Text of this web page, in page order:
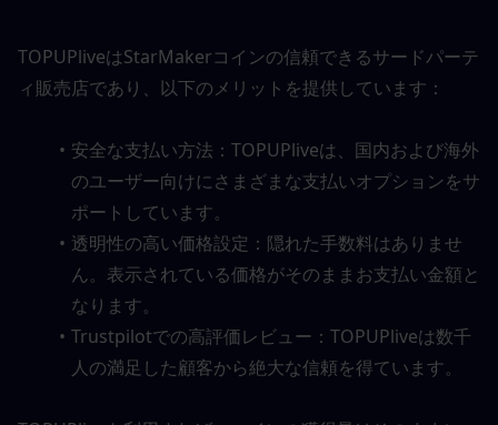
TOPUPliveはStarMakerコインの信頼できるサードパーテ
ィ販売店であり、以下のメリットを提供しています：
安全な支払い方法：TOPUPliveは、国内および海外
のユーザー向けにさまざまな支払いオプションをサ
ポートしています。
透明性の高い価格設定：隠れた手数料はありませ
ん。表示されている価格がそのままお支払い金額と
なります。
Trustpilotでの高評価レビュー：TOPUPliveは数千
人の満足した顧客から絶大な信頼を得ています。